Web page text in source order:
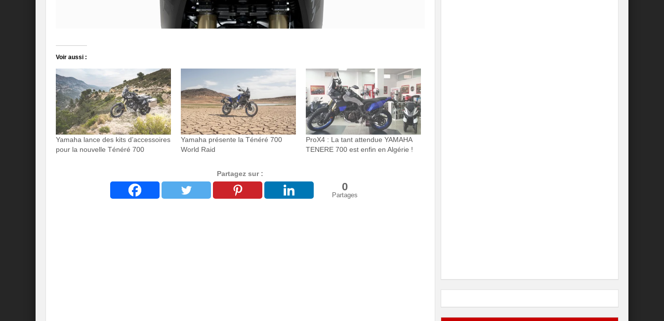
Voir aussi :
Yamaha lance des kits d’accessoires
pour la nouvelle Ténéré 700
Yamaha présente la Ténéré 700
World Raid
ProX4 : La tant attendue YAMAHA
TENERE 700 est enfin en Algérie !
Partagez sur :
0
Partages